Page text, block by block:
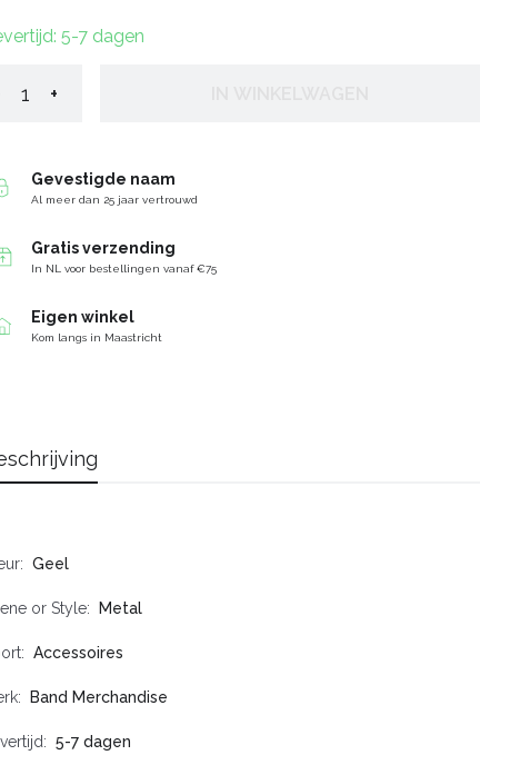
5-7 dagen
+
Gevestigde naam
Al meer dan 25 jaar vertrouwd
Gratis verzending
In NL voor bestellingen vanaf €75
Eigen winkel
Kom langs in Maastricht
Geel
or Style Metal
Accessoires
Band Merchandise
5-7 dagen